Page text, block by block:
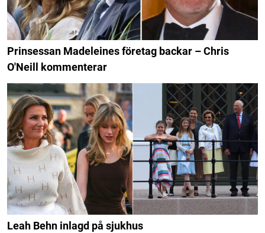
Prinsessan Madeleines företag backar – Chris
O'Neill kommenterar
Leah Behn inlagd på sjukhus